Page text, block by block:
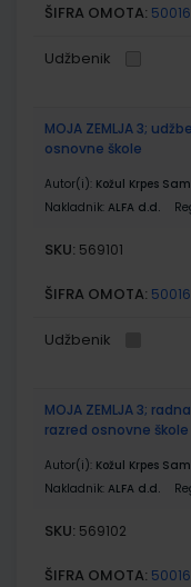
ŠIFRA OMOTA:
Udžbenik
MOJA ZEMLJA 3;
osnovne škole
Autor(i): Kožul Krpes
Nakladnik: ALFA d.d.
SKU: 569101
ŠIFRA OMOTA:
Udžbenik
MOJA ZEMLJA 3;
razred osnovne škole
Autor(i): Kožul Krpes
Nakladnik: ALFA d.d.
SKU: 569102
ŠIFRA OMOTA: